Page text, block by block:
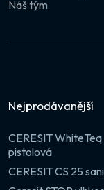
Náš tým
Nejprodávanější
CERESIT
pistolová
CERESIT CS 25